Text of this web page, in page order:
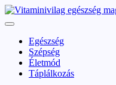
Skip
to
Vitaminivilág:
szépség
Egészség
Szépség
Életmód
Táplálkozás